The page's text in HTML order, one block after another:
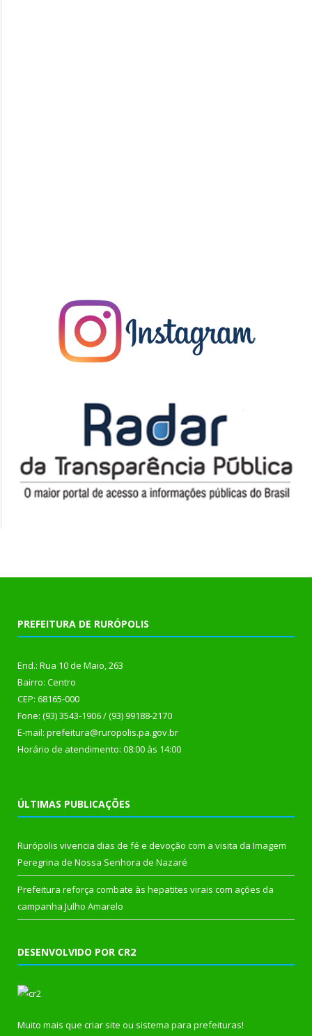
PREFEITURA DE RURÓPOLIS
End.: Rua 10 de Maio, 263
Bairro: Centro
CEP: 68165-000
Fone: (93) 3543-1906 / (93) 99188-2170
E-mail: prefeitura@ruropolis.pa.gov.br
Horário de atendimento: 08:00 às 14:00
ÚLTIMAS PUBLICAÇÕES
Rurópolis vivencia dias de fé e devoção com a visita da Imagem
Peregrina de Nossa Senhora de Nazaré
Prefeitura reforça combate às hepatites virais com ações da
campanha Julho Amarelo
DESENVOLVIDO POR CR2
Muito mais que criar site ou sistema para prefeituras!